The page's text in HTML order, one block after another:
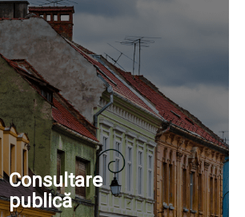
Consultare
publică